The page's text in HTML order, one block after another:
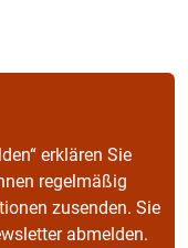
erklären Sie
regelmäßig
zusenden. Sie
abmelden.